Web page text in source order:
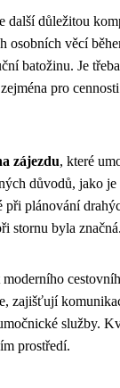
další důležitou
osobních věcí
batožinu. Je
pro
zájezdu, které
důvodů, jako
plánování
stornu byla
zajišťují
služby.
prostředí.